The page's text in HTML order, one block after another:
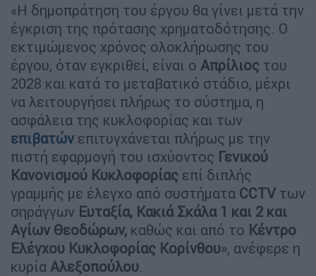
«Η δημοπράτηση του έργου θα γίνει μετά την
έγκριση της πρότασης χρηματοδότησης. Ο
εκτιμώμενος χρόνος ολοκλήρωσης του
έργου, όταν εγκριθεί, είναι ο Απρίλιος του
2028 και κατά το μεταβατικό στάδιο, μέχρι
να λειτουργήσει πλήρως το σύστημα, η
ασφάλεια της κυκλοφορίας και των
επιβατών επιτυγχάνεται πλήρως με την
πιστή εφαρμογή του ισχύοντος Γενικού
Κανονισμού Κυκλοφορίας επί διπλής
γραμμής με έλεγχο από συστήματα CCTV των
σηράγγων Ευταξία, Κακιά Σκάλα 1 και 2 και
Αγίων Θεοδώρων, καθώς και από το Κέντρο
Ελέγχου Κυκλοφορίας Κορίνθου», ανέφερε η
κυρία Αλεξοπούλου.